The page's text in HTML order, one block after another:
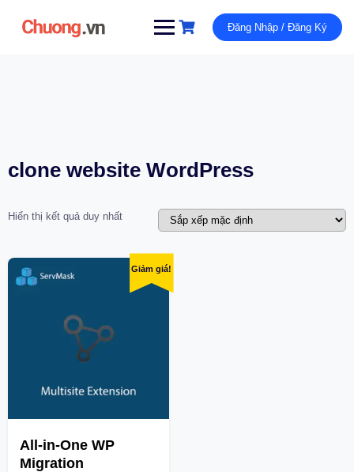
Đăng Nhập / Đăng Ký
clone website WordPress
Hiển thị kết quả duy nhất
Giảm giá!
All-in-One WP
Migration